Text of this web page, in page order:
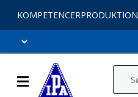
KOMPETENCERPRODUKTION